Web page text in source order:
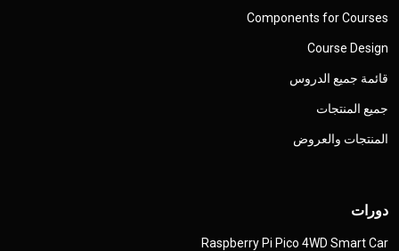
Components for Courses
Course Design
قائمة جميع الدروس
جميع المنتجات
المنتجات والعروض
دورات
Raspberry Pi Pico 4WD Smart Car